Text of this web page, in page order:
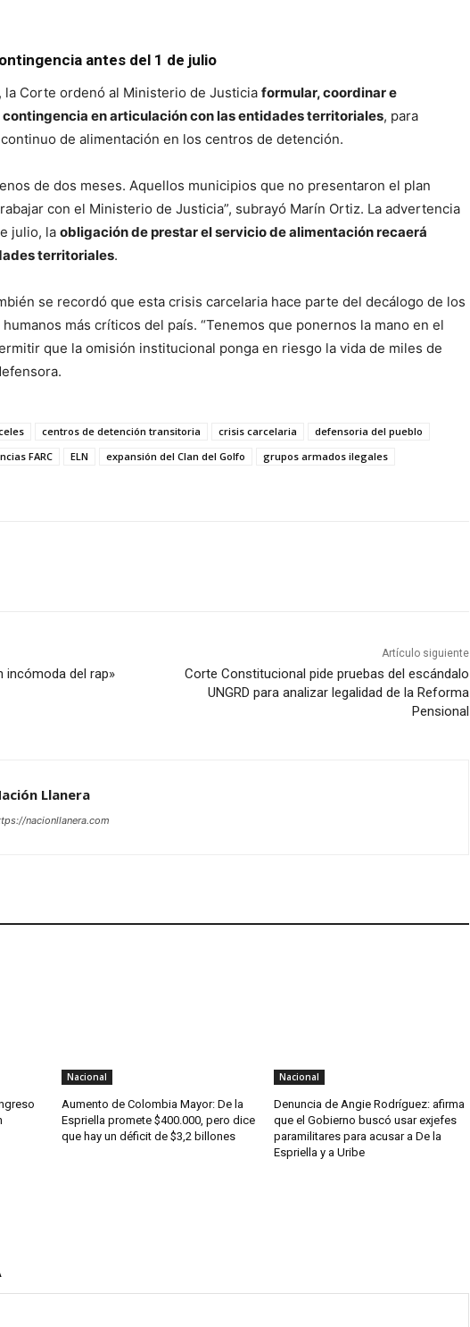
antes del 1 de julio
la Corte ordenó al Ministerio de Justicia formular, coordinar e
en articulación con las entidades territoriales, para
de alimentación en los centros de detención.
de dos meses. Aquellos municipios que no presentaron el plan
con el Ministerio de Justicia”, subrayó Marín Ortiz. La advertencia
julio, la obligación de prestar el servicio de alimentación recaerá
territoriales.
se recordó que esta crisis carcelaria hace parte del decálogo de los
más críticos del país. “Tenemos que ponernos la mano en el
que la omisión institucional ponga en riesgo la vida de miles de
centros de detención transitoria crisis carcelaria
defensoria del pueblo
FARC ELN expansión del Clan del Golfo
grupos armados ilegales
incómoda del rap»
Artículo siguiente
Corte Constitucional pide pruebas del escándalo
UNGRD para analizar legalidad de la Reforma
Pensional
Llanera
nacionllanera.com
Nacional
Aumento de Colombia Mayor: De la
Espriella promete $400.000, pero dice
que hay un déficit de $3,2 billones
Nacional
Denuncia de Angie Rodríguez: afirma
que el Gobierno buscó usar exjefes
paramilitares para acusar a De la
Espriella y a Uribe